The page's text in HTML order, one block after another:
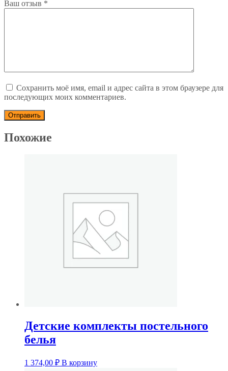
Ваш отзыв *
Сохранить моё имя, email и адрес сайта в этом браузере для
последующих моих комментариев.
Похожие
Детские комплекты постельного
белья
1 374,00 ₽ В корзину